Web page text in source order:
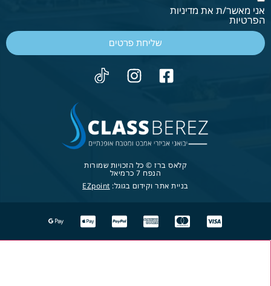
אני מאשר/ת את מדיניות
הפרטיות
שליחת פרטים
קלאס ברז © כל הזכויות שמורות
הנפח 7 כרמיאל
בניית אתר וקידום בגוגל: EZpoint